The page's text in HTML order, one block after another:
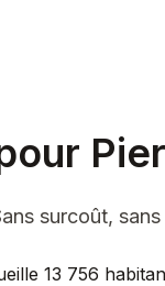
surcoût,
13 756